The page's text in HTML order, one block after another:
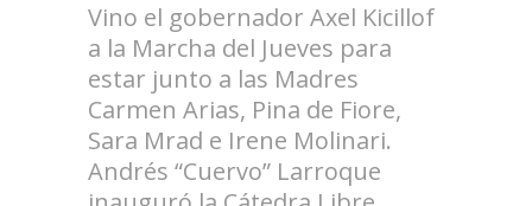
Vino el gobernador Axel Kicillof
a la Marcha del Jueves para
estar junto a las Madres
Carmen Arias, Pina de Fiore,
Sara Mrad e Irene Molinari.
Andrés “Cuervo” Larroque